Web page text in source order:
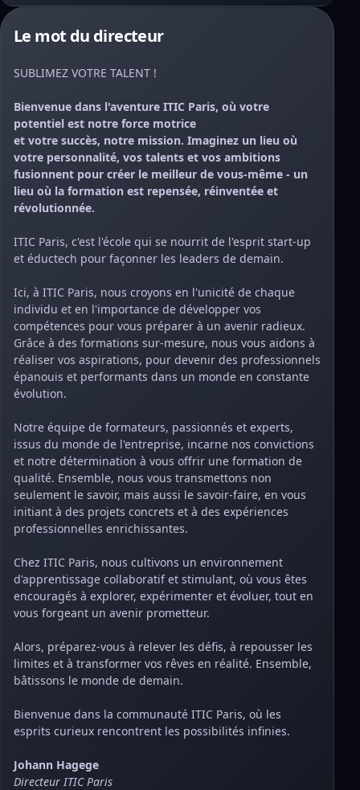
Le mot du directeur
SUBLIMEZ VOTRE TALENT !
Bienvenue dans l'aventure ITIC Paris, où votre
potentiel est notre force motrice
et votre succès, notre mission. Imaginez un lieu où
votre personnalité, vos talents et vos ambitions
fusionnent pour créer le meilleur de vous-même - un
lieu où la formation est repensée, réinventée et
révolutionnée.
ITIC Paris, c'est l'école qui se nourrit de l'esprit start-up
et éductech pour façonner les leaders de demain.
Ici, à ITIC Paris, nous croyons en l'unicité de chaque
individu et en l'importance de développer vos
compétences pour vous préparer à un avenir radieux.
Grâce à des formations sur-mesure, nous vous aidons à
réaliser vos aspirations, pour devenir des professionnels
épanouis et performants dans un monde en constante
évolution.
Notre équipe de formateurs, passionnés et experts,
issus du monde de l'entreprise, incarne nos convictions
et notre détermination à vous offrir une formation de
qualité. Ensemble, nous vous transmettons non
seulement le savoir, mais aussi le savoir-faire, en vous
initiant à des projets concrets et à des expériences
professionnelles enrichissantes.
Chez ITIC Paris, nous cultivons un environnement
d'apprentissage collaboratif et stimulant, où vous êtes
encouragés à explorer, expérimenter et évoluer, tout en
vous forgeant un avenir prometteur.
Alors, préparez-vous à relever les défis, à repousser les
limites et à transformer vos rêves en réalité. Ensemble,
bâtissons le monde de demain.
Bienvenue dans la communauté ITIC Paris, où les
esprits curieux rencontrent les possibilités infinies.
Johann Hagege
Directeur ITIC Paris